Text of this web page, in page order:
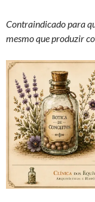
Contraindicado para
mesmo que produzir